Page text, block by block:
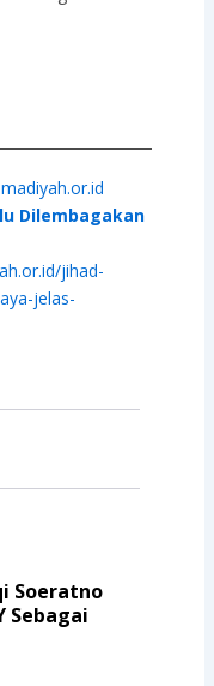
Dilembagakan
jihad-
jelas-
Soeratno
Sebagai